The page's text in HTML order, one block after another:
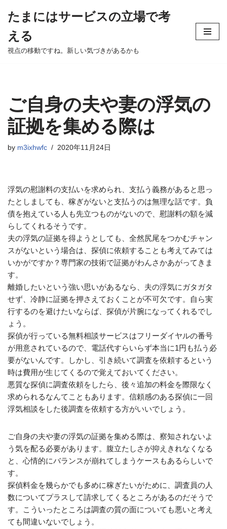
to
content
たまにはサービスの立場で考
える
視点の移動ですね。新しい気づきがあるかも
ご自身の夫や妻の浮気の
証拠を集める際は
by m3ixhwfc 2020年11月24日
浮気の慰謝料の支払いを求められ、支払う義務があると思っ
たとしましても、稼ぎがないと支払うのは無理な話です。負
債を抱えている人も先立つものがないので、慰謝料の額を減
らしてくれるそうです。
夫の浮気の証拠を得ようとしても、全然尻尾をつかむチャン
スがないという場合は、探偵に依頼することも考えてみては
いかがですか？専門家の技術で証拠がわんさかあがってきま
す。
離婚したいという強い思いがあるなら、夫の浮気にガタガタ
せず、冷静に証拠を押さえておくことが不可欠です。自ら実
行するのを避けたいならば、探偵が片腕になってくれるでし
ょう。
探偵が行っている無料相談サービスはフリーダイヤルの番号
が用意されているので、電話代すらいらず本当に1円も払う必
要がないんです。しかし、引き続いて調査を依頼するという
時は費用が生じてくるので覚えておいてください。
悪質な探偵に調査依頼をしたら、後々追加の料金を際限なく
求められるなんてこともあります。信頼感のある探偵に一回
浮気相談をした後調査を依頼する方がいいでしょう。
ご自身の夫や妻の浮気の証拠を集める際は、察知されないよ
う気を配る必要があります。腹立たしさが抑えきれなくなる
と、心情的にバランスが崩れてしまうケースもあるらしいで
す。
探偵料金を幾らかでも多めに稼ぎたいがために、調査員の人
数についてプラスして請求してくるところがあるのだそうで
す。こういったところは調査の質の面についても悪いと考え
ても間違いないでしょう。